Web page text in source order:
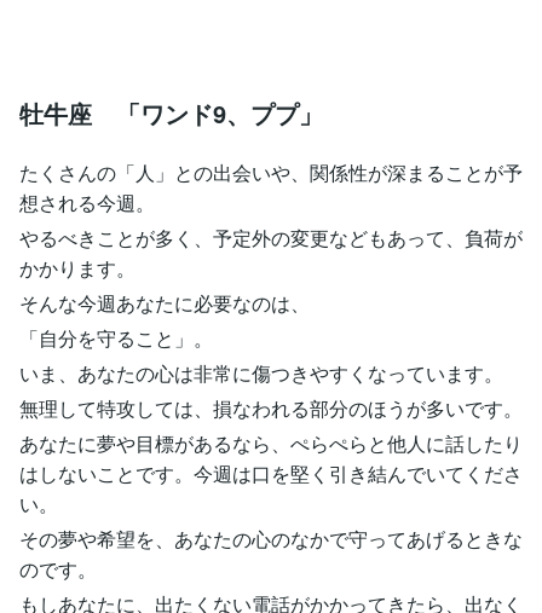
牡牛座 「ワンド9、ププ」
たくさんの「人」との出会いや、関係性が深まることが予
想される今週。
やるべきことが多く、予定外の変更などもあって、負荷が
かかります。
そんな今週あなたに必要なのは、
「自分を守ること」。
いま、あなたの心は非常に傷つきやすくなっています。
無理して特攻しては、損なわれる部分のほうが多いです。
あなたに夢や目標があるなら、ぺらぺらと他人に話したり
はしないことです。今週は口を堅く引き結んでいてくださ
い。
その夢や希望を、あなたの心のなかで守ってあげるときな
のです。
もしあなたに、出たくない電話がかかってきたら、出なく